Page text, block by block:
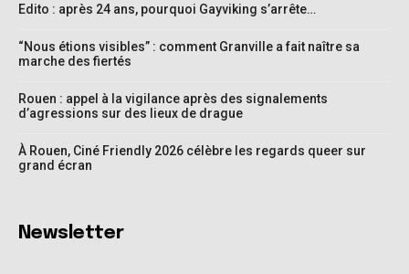
Edito : après 24 ans, pourquoi Gayviking s’arrête…
“Nous étions visibles” : comment Granville a fait naître sa
marche des fiertés
Rouen : appel à la vigilance après des signalements
d’agressions sur des lieux de drague
À Rouen, Ciné Friendly 2026 célèbre les regards queer sur
grand écran
Newsletter